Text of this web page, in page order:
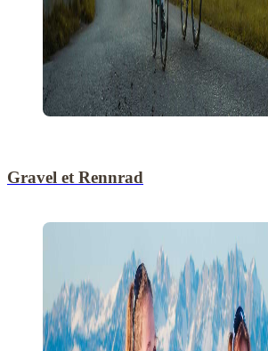
Gravel et Rennrad